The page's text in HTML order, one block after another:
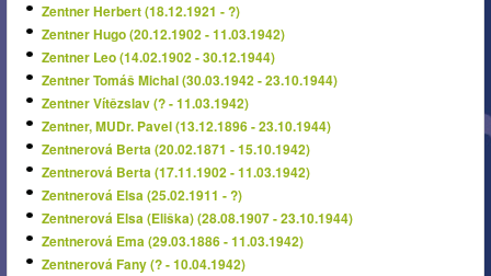
Zentner Herbert (18.12.1921 - ?)
Zentner Hugo (20.12.1902 - 11.03.1942)
Zentner Leo (14.02.1902 - 30.12.1944)
Zentner Tomáš Michal (30.03.1942 - 23.10.1944)
Zentner Vítězslav (? - 11.03.1942)
Zentner, MUDr. Pavel (13.12.1896 - 23.10.1944)
Zentnerová Berta (20.02.1871 - 15.10.1942)
Zentnerová Berta (17.11.1902 - 11.03.1942)
Zentnerová Elsa (25.02.1911 - ?)
Zentnerová Elsa (Eliška) (28.08.1907 - 23.10.1944)
Zentnerová Ema (29.03.1886 - 11.03.1942)
Zentnerová Fany (? - 10.04.1942)